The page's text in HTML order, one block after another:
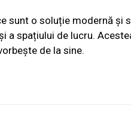
sunt o soluție modernă și
a spațiului de lucru.
de la sine.